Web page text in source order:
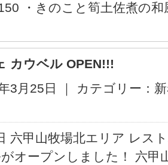
・きのこと筍土佐煮の
カウベル OPEN!!!
3月25日 ｜ カテゴリー：
六甲山牧場北エリア レス
オープンしました！ 六甲